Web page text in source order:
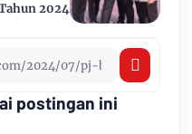
2024
postingan ini